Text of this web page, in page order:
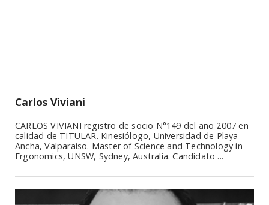
Carlos Viviani
CARLOS VIVIANI registro de socio N°149 del año 2007 en
calidad de TITULAR. Kinesiólogo, Universidad de Playa
Ancha, Valparaíso. Master of Science and Technology in
Ergonomics, UNSW, Sydney, Australia. Candidato ...